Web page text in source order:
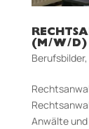
(M/W/D)
Berufsbilder,
Anwälte